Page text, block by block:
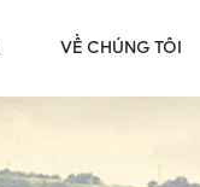
VỀ CHÚNG TÔI